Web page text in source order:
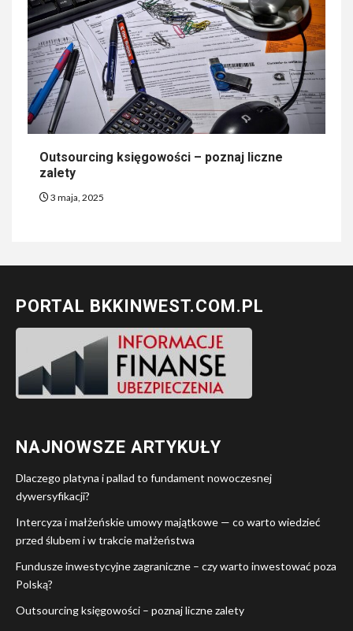
Outsourcing księgowości – poznaj liczne
zalety
3 maja, 2025
PORTAL BKKINWEST.COM.PL
NAJNOWSZE ARTYKUŁY
Dlaczego platyna i pallad to fundament nowoczesnej
dywersyfikacji?
Intercyza i małżeńskie umowy majątkowe — co warto wiedzieć
przed ślubem i w trakcie małżeństwa
Fundusze inwestycyjne zagraniczne – czy warto inwestować poza
Polską?
Outsourcing księgowości – poznaj liczne zalety